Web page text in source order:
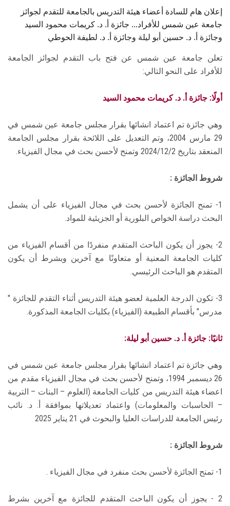
إعلان هام للسادة أعضاء هيئة التدريس بالجامعة للتقدم لجوائز
جامعة عين شمس للأفراد... جائزة أ. د. كريمات محمود السيد
وجائزة أ. د. حسين أبو ليلة وجائزة أ. د. لطيفة الحوطي
تعلن جامعة عين شمس عن فتح باب التقدم لجوائز الجامعة
للأفراد على النحو التالي:
أولًا: جائزة أ. د. كريمات محمود السيد
وهي جائزة تم اعتماد انشائها بقرار مجلس جامعة عين شمس في
29 مارس 2004، وتم التعديل على اللائحة بقرار مجلس الجامعة
المنعقد بتاريخ 2024/12/2 وتمنح لأحسن بحث في مجال الفيزياء.
شروط الجائزة :
1- تمنح الجائزة لأحسن بحث في مجال الفيزياء على أن يشمل
البحث دراسة الخواص البلورية أو الجزيئية للمواد.
2- يجوز أن يكون الباحث المتقدم منفردًا من أقسام الفيزياء من
كليات الجامعة المعنية أو متعاونًا مع آخرين وبشرط أن يكون
المتقدم هو الباحث الرئيسي.
3- تكون الدرجة العلمية لعضو هيئة التدريس أثناء التقدم للجائزة "
مدرس" بأقسام الطبيعة (الفيزياء) بكليات الجامعة المذكورة.
ثانيًا: جائزة أ. د. حسين أبو ليلة:
وهي جائزة تم اعتماد انشائها بقرار مجلس جامعة عين شمس في
26 ديسمبر 1994، وتمنح لأحسن بحث في مجال الفيزياء مقدم من
اعضاء هيئة التدريس من كليات الجامعة (العلوم – البنات – التربية
– الحاسبات والمعلومات) واعتماد تعديلاتها بموافقة أ. د. نائب
رئيس الجامعة للدراسات العليا والبحوث في 21 يناير 2025
شروط الجائزة :
1- تمنح الجائزة لأحسن بحث منفرد في مجال الفيزياء .
2 - يجوز أن يكون الباحث المتقدم للجائزة مع آخرين بشرط